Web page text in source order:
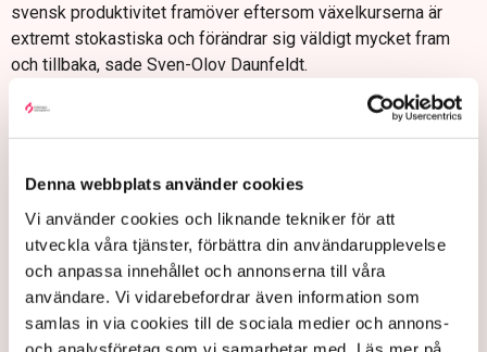
Denna webbplats använder cookies
Vi använder cookies och liknande tekniker för att
utveckla våra tjänster, förbättra din användarupplevelse
och anpassa innehållet och annonserna till våra
användare. Vi vidarebefordrar även information som
samlas in via cookies till de sociala medier och annons-
svensk produktivitet framöver eftersom växelkurserna är
extremt stokastiska och förändrar sig väldigt mycket fram
och tillbaka, sade Sven-Olov Daunfeldt.
Han aktar sig för att prognosticera växelkursen.
– Men de flesta bedömare säger ändå att kronan snarare
ha negativ påverkan på konkurrenskraften, sade han.
”Det visar hur viktigt det är att
jobba ned inflationen så att vi inte
gör om misstagen från 70-talet och